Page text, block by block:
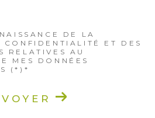
DE LA
ET DES
RELATIVES AU
MES DONNÉES
(*)*